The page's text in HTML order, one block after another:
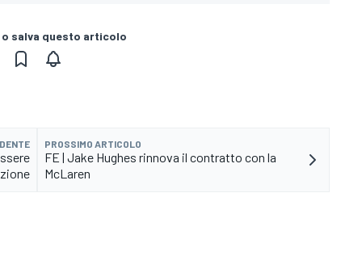
salva questo articolo
PROSSIMO ARTICOLO
FE | Jake Hughes rinnova il contratto con la
McLaren